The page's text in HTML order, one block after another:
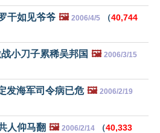
干如见爷爷 🖼️ 2006/4/5 （40,744
小刀子累稀吴邦国 🖼️ 2006/3/15
发海军司令病已危 🖼️ 2006/2/19
人仰马翻 🖼️ 2006/2/14 （40,333